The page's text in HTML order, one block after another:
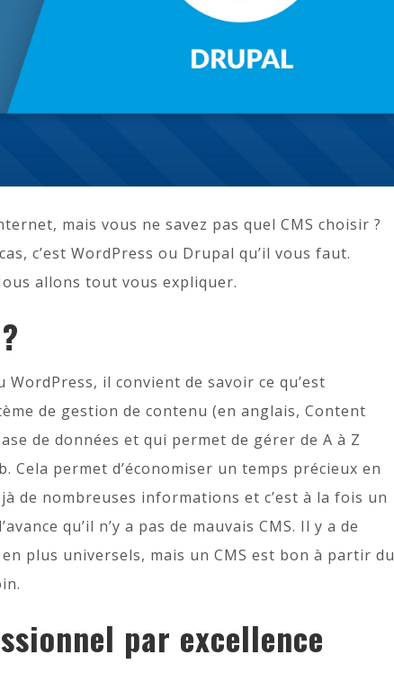
mais vous ne savez pas quel CMS choisir ?
c’est WordPress ou Drupal qu’il vous faut.
allons tout vous expliquer.
il convient de savoir ce qu’est
de gestion de contenu (en anglais, Content
de données et qui permet de gérer de A à Z
Cela permet d’économiser un temps précieux en
de nombreuses informations et c’est à la fois un
qu’il n’y a pas de mauvais CMS. Il y a de
plus universels, mais un CMS est bon à partir du
par excellence